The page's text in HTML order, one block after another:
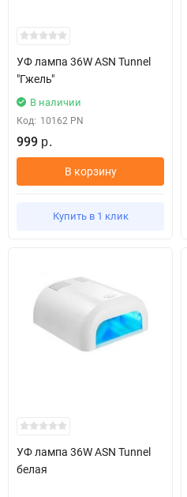
УФ лампа 36W ASN Tunnel
"Гжель"
В наличии
Код: 10162 PN
999 р.
В корзину
Купить в 1 клик
УФ лампа 36W ASN Tunnel
белая